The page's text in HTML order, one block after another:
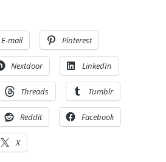
E-mail Pinterest
Nextdoor LinkedIn
Threads Tumblr
Reddit Facebook
X